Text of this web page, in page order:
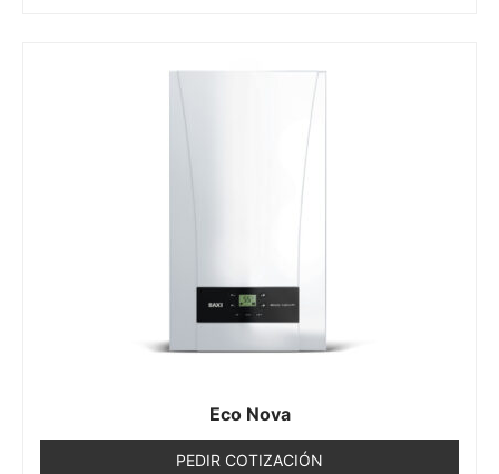
Eco Nova
PEDIR COTIZACIÓN